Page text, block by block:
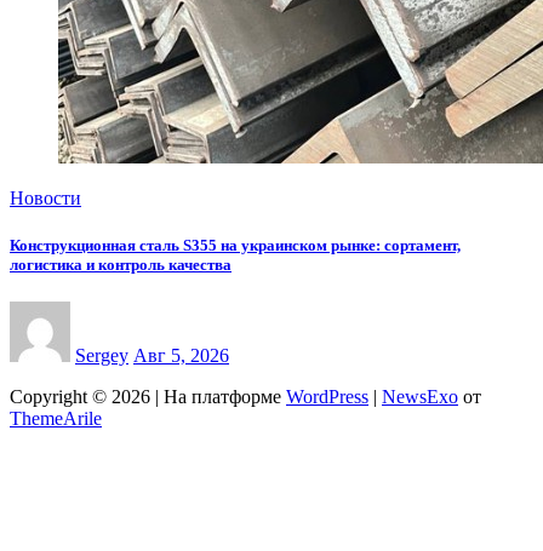
Новости
Конструкционная сталь S355 на украинском рынке: сортамент,
логистика и контроль качества
Sergey Авг 5, 2026
Copyright © 2026 | На платформе WordPress NewsExo от
ThemeArile